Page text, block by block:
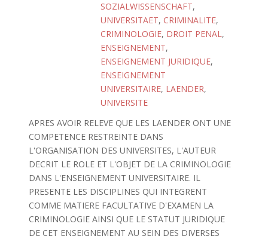
SOZIALWISSENSCHAFT,
UNIVERSITAET, CRIMINALITE,
CRIMINOLOGIE, DROIT PENAL,
ENSEIGNEMENT,
ENSEIGNEMENT JURIDIQUE,
ENSEIGNEMENT
UNIVERSITAIRE, LAENDER,
UNIVERSITE
APRES AVOIR RELEVE QUE LES LAENDER ONT UNE
COMPETENCE RESTREINTE DANS
L'ORGANISATION DES UNIVERSITES, L'AUTEUR
DECRIT LE ROLE ET L'OBJET DE LA CRIMINOLOGIE
DANS L'ENSEIGNEMENT UNIVERSITAIRE. IL
PRESENTE LES DISCIPLINES QUI INTEGRENT
COMME MATIERE FACULTATIVE D'EXAMEN LA
CRIMINOLOGIE AINSI QUE LE STATUT JURIDIQUE
DE CET ENSEIGNEMENT AU SEIN DES DIVERSES